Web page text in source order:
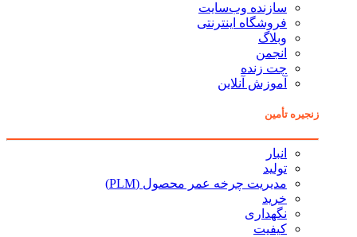
سازنده وب‌سایت
فروشگاه اینترنتی
وبلاگ
انجمن
چت زنده
آموزش آنلاین
زنجیره تأمین
انبار
تولید
مدیریت چرخه عمر محصول (PLM)
خرید
نگهداری
کیفیت